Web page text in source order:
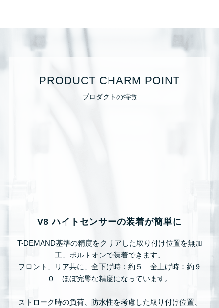
PRODUCT CHARM POINT
プロダクトの特徴
V8 ハイトセンサーの装着が簡単に
T-DEMAND基準の精度をクリアした取り付け位置を無加
工、ボルトオンで装着できます。
フロント、リア共に、全下げ時：約５ 全上げ時：約９
０ ほぼ完璧な精度になっています。
ストローク時の負荷、防水性を考慮した取り付け位置、